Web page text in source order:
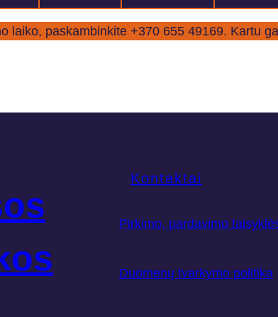
laiko, paskambinkite +370 655 49169. Kartu
Kontaktai
Pirkimo, pardavimo
Duomenų tvarkymo politika